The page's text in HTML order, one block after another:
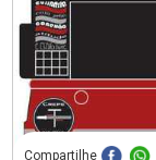
Compartilhe